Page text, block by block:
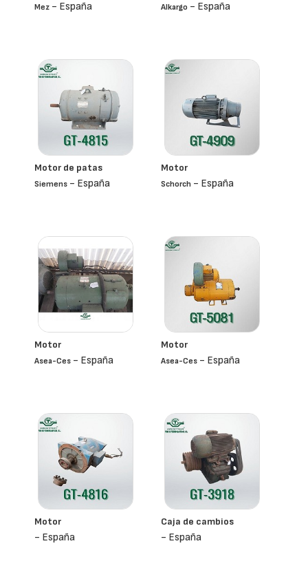
Mez - España Alkargo - España
Motor de patas
Siemens - España
Motor
Schorch - España
Motor
Asea-Ces - España
Motor
Asea-Ces - España
Motor
- España
Caja de cambios
- España